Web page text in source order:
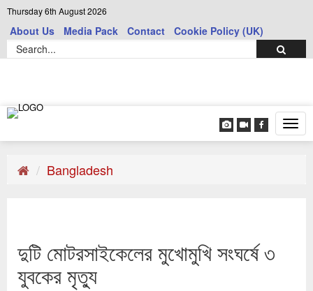
Thursday 6th August 2026
About Us Media Pack Contact Cookie Policy (UK)
Bangladesh
দুটি মোটরসাইকেলের মুখোমুখি সংঘর্ষে ৩
যুবকের মৃত্যু